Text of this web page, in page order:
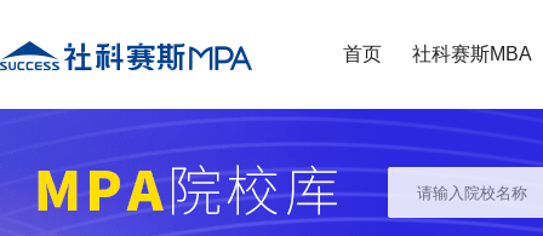
首页 社科赛斯MBA